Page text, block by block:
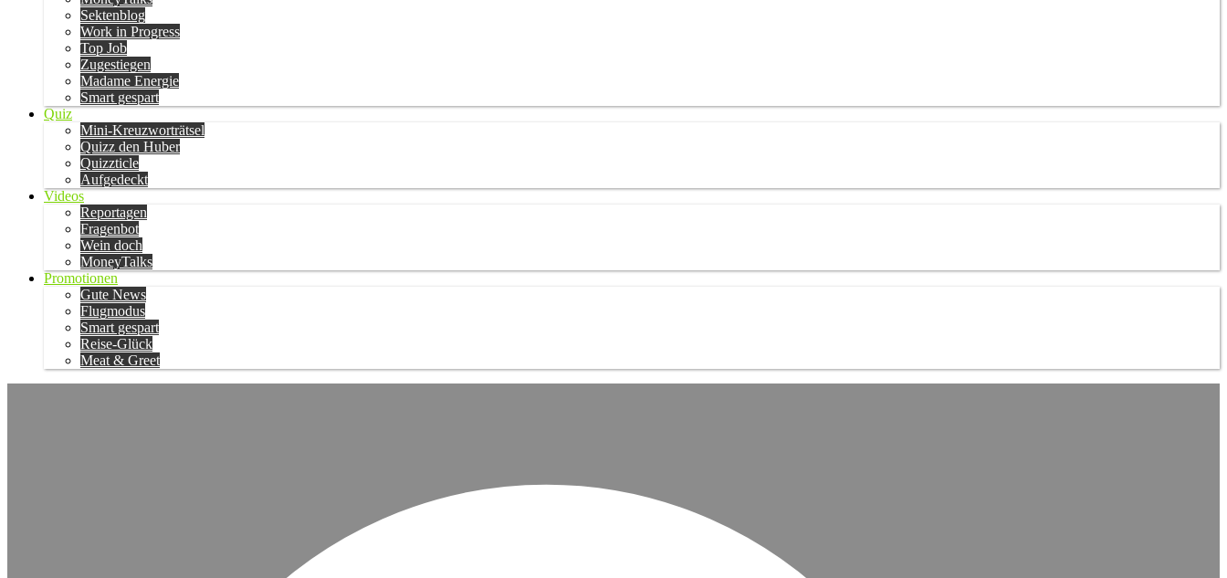
Sektenblog
Work in Progress
Top Job
Zugestiegen
Madame Energie
Smart gespart
Quiz
Mini-Kreuzworträtsel
Quizz den Huber
Quizzticle
Aufgedeckt
Videos
Reportagen
Fragenbot
Wein doch
MoneyTalks
Promotionen
Gute News
Flugmodus
Smart gespart
Reise-Glück
Meat & Greet